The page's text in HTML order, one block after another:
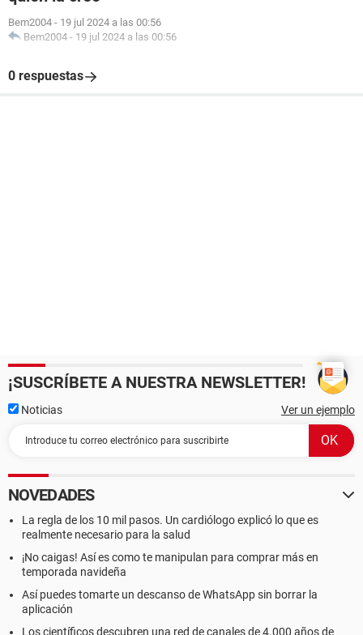
Bem2004 - 19 jul 2024 a las 00:56
Bem2004 - 19 jul 2024 a las 00:56
0 respuestas
¡SUSCRÍBETE A NUESTRA NEWSLETTER!
Noticias Ver un ejemplo
NOVEDADES
La regla de los 10 mil pasos. Un cardiólogo explicó lo que es
realmente necesario para la salud
¡No caigas! Así es como te manipulan para comprar más en
temporada navideña
Así puedes tomarte un descanso de WhatsApp sin borrar la
aplicación
Los científicos descubren una red de canales de 4.000 años de